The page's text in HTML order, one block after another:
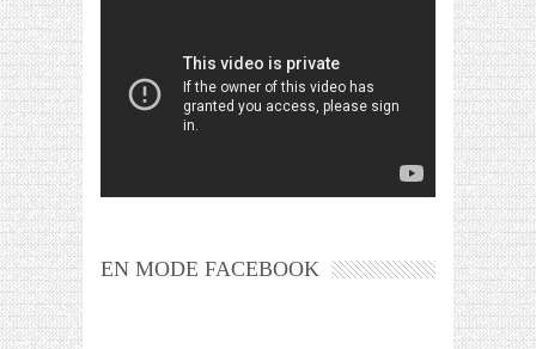
EN MODE FACEBOOK